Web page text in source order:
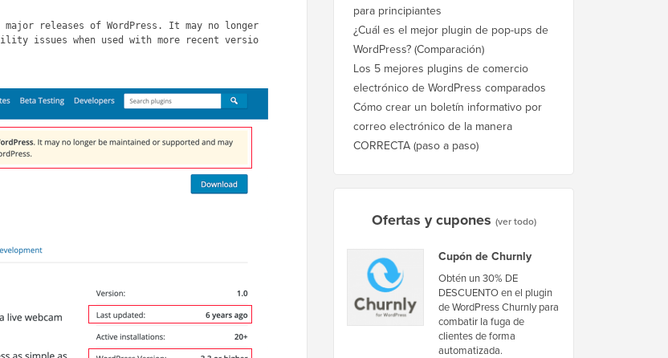
releases of WordPress. It may no longer
issues when used with more recent versio
para principiantes
¿Cuál es el mejor plugin de pop-ups de
WordPress? (Comparación)
Los 5 mejores plugins de comercio
electrónico de WordPress comparados
Cómo crear un boletín informativo por
correo electrónico de la manera
CORRECTA (paso a paso)
Ofertas y cupones (ver todo)
Cupón de Churnly
Obtén un 30% DE
DESCUENTO en el plugin
de WordPress Churnly para
combatir la fuga de
clientes de forma
automatizada.